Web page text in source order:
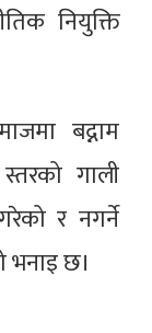
नियुक्ति
बद्नाम
गाली
र नगर्ने
भनाइ छ।